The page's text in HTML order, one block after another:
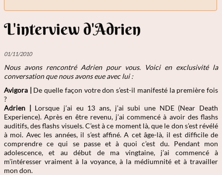
L'interview d'Adrien
01/11/2010
Nous avons rencontré Adrienpour vous. Voici en exclusivité la
conversation que nous avons eue avec lui :
Avigora | De quelle façon votre don s’est-il manifesté la première fois
?
Adrien | Lorsque j’ai eu 13 ans, j’ai subi une NDE (Near Death
Experience). Après en être revenu, j’ai commencé à avoir des flashs
auditifs, des flashs visuels. C’est à ce moment là, que le don s’est révélé
à moi. Avec les années, il s’est affiné. A cet âge-là, il est difficile de
comprendre ce qui se passe et à quoi c’est du. Pendant mon
adolescence, et au début de ma vingtaine, j’ai commencé à
m’intéresser vraiment à la voyance, à la médiumnité et à travailler
mon don.